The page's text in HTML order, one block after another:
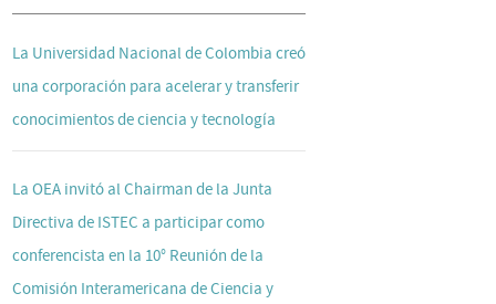
La Universidad Nacional de Colombia creó
una corporación para acelerar y transferir
conocimientos de ciencia y tecnología
La OEA invitó al Chairman de la Junta
Directiva de ISTEC a participar como
conferencista en la 10° Reunión de la
Comisión Interamericana de Ciencia y